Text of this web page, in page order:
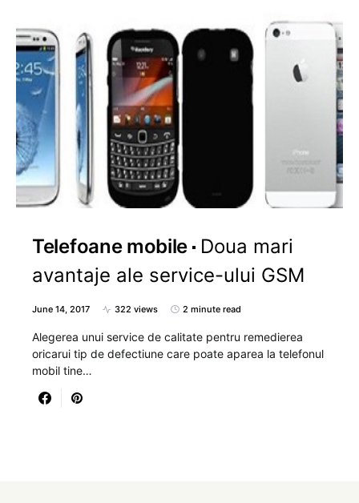
Telefoane mobile
Doua mari
avantaje ale service-ului GSM
June 14, 2017 322 views 2 minute read
Alegerea unui service de calitate pentru remedierea
oricarui tip de defectiune care poate aparea la telefonul
mobil tine…